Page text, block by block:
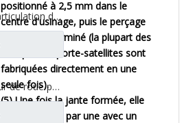
QT205 assemblage d'articulation de direction d'essieu moteur avant pour pièces de rechange de camion Foton d'essieu Qingte QT205Q0-2304011
Assemblée de réducteur de roue pour les pièces de rechange AZ9981340370 de camion de Sinotruk HOWO AC16
positionné à 2,5 mm dans le
centre d'usinage, puis le perçage
vertical est terminé (la plupart des
marques de porte-satellites sont
fabriquées directement en une
seule fois).
(5) Une fois la jante formée, elle
sera polie une par une avec un